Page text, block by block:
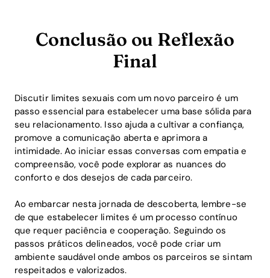
Conclusão ou Reflexão
Final
Discutir limites sexuais com um novo parceiro é um
passo essencial para estabelecer uma base sólida para
seu relacionamento. Isso ajuda a cultivar a confiança,
promove a comunicação aberta e aprimora a
intimidade. Ao iniciar essas conversas com empatia e
compreensão, você pode explorar as nuances do
conforto e dos desejos de cada parceiro.
Ao embarcar nesta jornada de descoberta, lembre-se
de que estabelecer limites é um processo contínuo
que requer paciência e cooperação. Seguindo os
passos práticos delineados, você pode criar um
ambiente saudável onde ambos os parceiros se sintam
respeitados e valorizados.